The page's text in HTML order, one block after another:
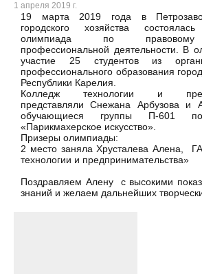
1 апреля 2019 г.
19 марта 2019 года в
городского хозяйства состоялась
олимпиада по правовому
профессиональной деятельности. В
участие 25 студентов из
профессионального образования
Республики Карелия.
Колледж технологии и
представляли Снежана Арбузова и
обучающиеся группы П-601 по
«Парикмахерское искусство».
Призеры олимпиады:
2 место заняла Хрусталева Алена,
технологии и предпринимательства»
Поздравляем Алену с высокими
знаний и желаем дальнейших